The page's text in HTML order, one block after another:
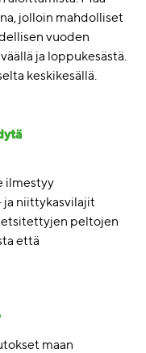
jolloin mahdolliset
vuoden
ja loppukesästä.
keskikesällä.
ilmestyy
ja niittykasvilajit
peltojen
että
maan